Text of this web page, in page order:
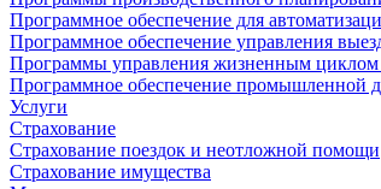
Программное обеспечение для
Программное обеспечение управления
Программы управления жизненным циклом
Программное обеспечение промышленной
Услуги
Страхование
Страхование поездок и неотложной помощи
Страхование имущества